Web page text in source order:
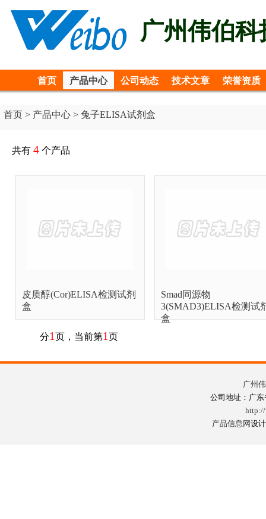
广州伟伯
首页 产品中心 公司动态 技术文章 荣誉资质
首页 > 产品中心 > 兔子ELISA试剂盒
共有 4 个产品
皮质醇(Cor)ELISA检测试剂
盒
Smad同源物
3(SMAD3)ELISA检测试
盒
分1页，当前第1页
广州
公司地址：广
http://
产品信息网 设